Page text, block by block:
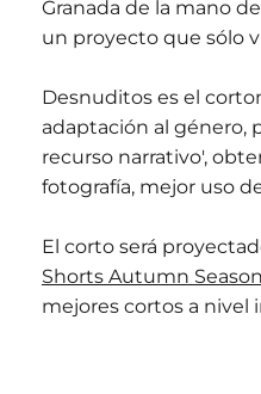
Granada de la mano
un proyecto que sólo
Desnuditos es el
adaptación al género,
recurso narrativo',
fotografía, mejor uso
El corto será
Shorts Autumn
mejores cortos a nivel